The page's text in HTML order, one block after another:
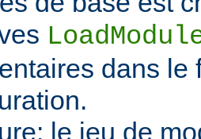
dans le
le jeu de